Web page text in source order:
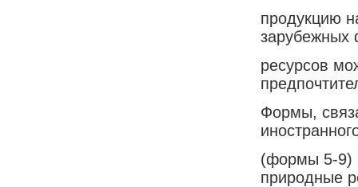
продукцию
зарубежных
ресурсов
Формы,
(формы 5-9)
природные